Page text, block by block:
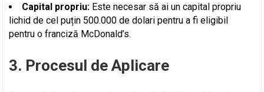
Capital propriu: Este necesar să ai un capital propriu
lichid de cel puțin 500.000 de dolari pentru a fi eligibil
pentru o franciză McDonald’s.
3. Procesul de Aplicare